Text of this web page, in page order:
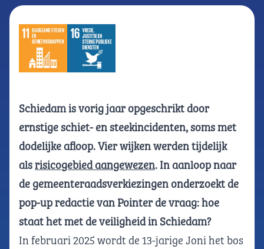
Schiedam is vorig jaar opgeschrikt door
ernstige schiet- en steekincidenten, soms met
dodelijke afloop. Vier wijken werden tijdelijk
alsrisicogebied aangewezen. In aanloop naar
de gemeenteraadsverkiezingen onderzoekt de
pop-up redactie van Pointer de vraag: hoe
staat het met de veiligheid in Schiedam?
In februari 2025 wordt de 13-jarige Joni het bos